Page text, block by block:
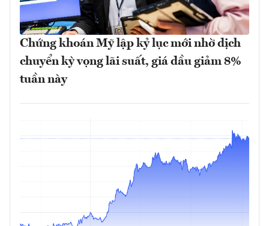
Chứng khoán Mỹ lập kỷ lục mới nhờ dịch
chuyển kỳ vọng lãi suất, giá dầu giảm 8%
tuần này